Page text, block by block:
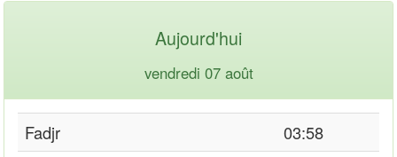
Aujourd'hui
vendredi 07 août
Fadjr
03:58